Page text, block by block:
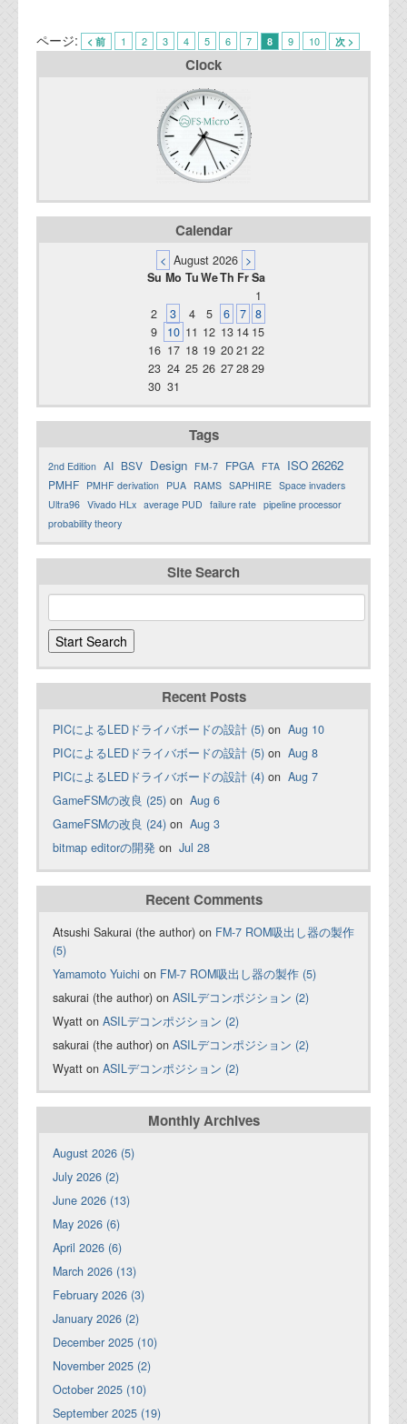
ページ: < 前 1 2 3 4 5 6 7 8 9 10 次 >
Clock
Calendar
< August 2026 >
Su Mo TuWeTh FrSa
1
2
3 4 5 6 7 8
9
10 11 12 13 14 15
16 17 18 19 2021 22
23 24 25 26 272829
30 31
Tags
2nd Edition AI BSV Design FM-7 FPGA FTA ISO 26262
PMHF PMHF derivation PUA RAMS SAPHIRE Space invaders
Ultra96 Vivado HLx average PUD failure rate pipeline processor
probability theory
Site Search
Recent Posts
PICによるLEDドライバボードの設計 (5) on Aug 10
PICによるLEDドライバボードの設計 (5) on Aug 8
PICによるLEDドライバボードの設計 (4) on Aug 7
GameFSMの改良 (25) on Aug 6
GameFSMの改良 (24) on Aug 3
bitmap editorの開発 on Jul 28
Recent Comments
Atsushi Sakurai (the author) on FM-7 ROM吸出し器の製作
(5)
Yamamoto Yuichi on FM-7 ROM吸出し器の製作 (5)
sakurai (the author) on ASILデコンポジション (2)
Wyatt on ASILデコンポジション (2)
sakurai (the author) on ASILデコンポジション (2)
Wyatt on ASILデコンポジション (2)
Monthly Archives
August 2026 (5)
July 2026 (2)
June 2026 (13)
May 2026 (6)
April 2026 (6)
March 2026 (13)
February 2026 (3)
January 2026 (2)
December 2025 (10)
November 2025 (2)
October 2025 (10)
September 2025 (19)